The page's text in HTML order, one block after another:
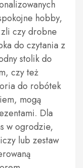
hobby,
czy drobne
do czytania z
stolik do
czy też
do robótek
mogą
Dla
w ogrodzie,
lub zestaw